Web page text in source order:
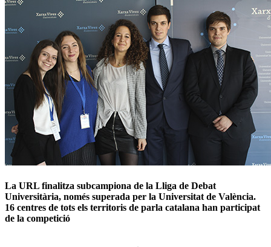
La URL finalitza subcampiona de la Lliga de Debat
Universitària, només superada per la Universitat de València.
16 centres de tots els territoris de parla catalana han participat
de la competició